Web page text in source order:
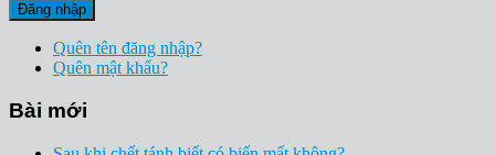
Đăng nhập
Quên tên đăng nhập?
Quên mật khẩu?
Bài mới